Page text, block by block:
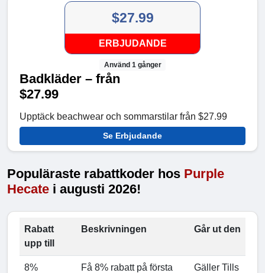
$27.99
ERBJUDANDE
Använd 1 gånger
Badkläder – från
$27.99
Upptäck beachwear och sommarstilar från $27.99
Se Erbjudande
Populäraste rabattkoder hos Purple
Hecate i augusti 2026!
Rabatt
upp till
Beskrivningen Går ut den
8%
Få 8% rabatt på första
Gäller Tills